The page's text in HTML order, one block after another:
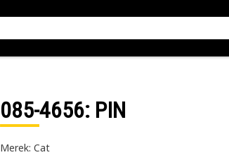
085-4656: PIN
Merek: Cat